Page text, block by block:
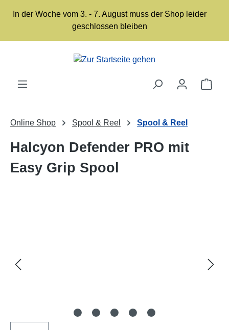
Zum Hauptinhalt springen
In der Woche vom 3. - 7. August muss der Shop leider
geschlossen bleiben
Online Shop Spool & Reel Spool & Reel
Halcyon Defender PRO mit
Easy Grip Spool